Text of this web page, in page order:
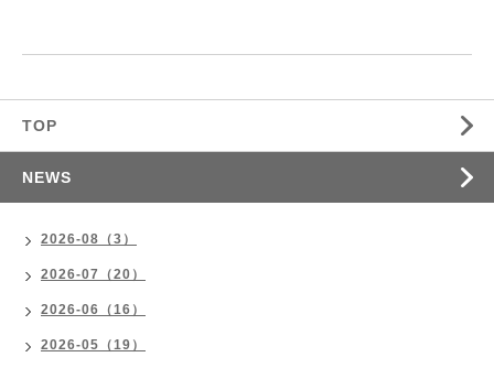
TOP
NEWS
2026-08（3）
2026-07（20）
2026-06（16）
2026-05（19）